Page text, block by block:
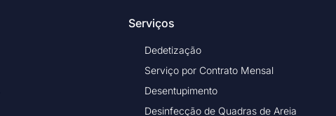
Serviços
Dedetização
Serviço por Contrato Mensal
Desentupimento
Desinfecção de Quadras de Areia